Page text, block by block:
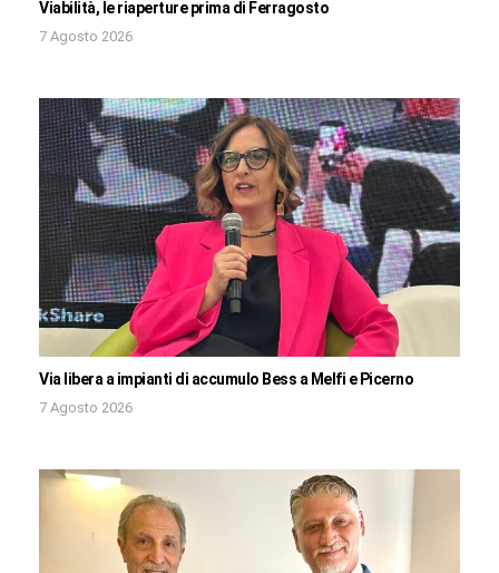
Viabilità, le riaperture prima di Ferragosto
7 Agosto 2026
Via libera a impianti di accumulo Bess a Melfi e Picerno
7 Agosto 2026